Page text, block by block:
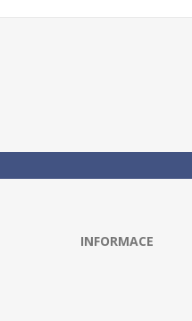
INFORMACE